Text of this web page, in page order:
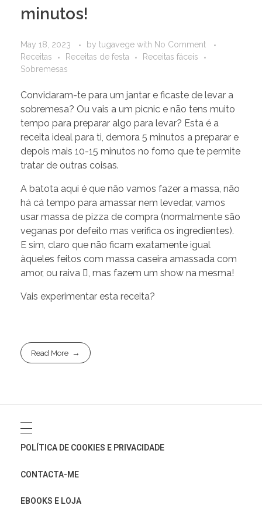
minutos!
May 18, 2023 by tugavege with No Comment
Receitas
Receitas de festa
Receitas fáceis
Sobremesas
Convidaram-te para um jantar e ficaste de levar a
sobremesa? Ou vais a um picnic e não tens muito
tempo para preparar algo para levar? Esta é a
receita ideal para ti, demora 5 minutos a preparar e
depois mais 10-15 minutos no forno que te permite
tratar de outras coisas.
A batota aqui é que não vamos fazer a massa, não
há cá tempo para amassar nem levedar, vamos
usar massa de pizza de compra (normalmente são
veganas por defeito mas verifica os ingredientes).
E sim, claro que não ficam exatamente igual
àqueles feitos com massa caseira amassada com
amor, ou raiva , mas fazem um show na mesma!
Vais experimentar esta receita?
Read More
POLÍTICA DE COOKIES E PRIVACIDADE
CONTACTA-ME
EBOOKS E LOJA